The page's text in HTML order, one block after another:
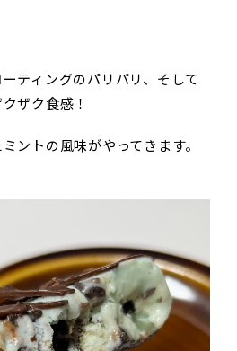
ティングのパリパリ、そして
ザク食感！
ントの風味がやってきます。